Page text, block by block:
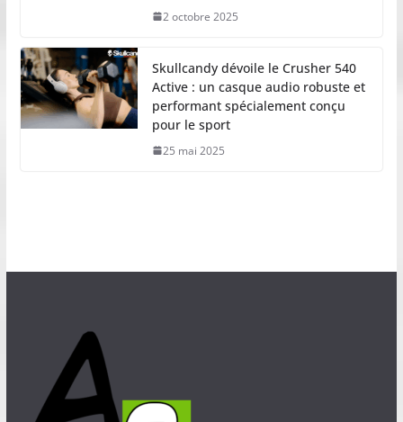
2 octobre 2025
Skullcandy dévoile le Crusher 540
Active : un casque audio robuste et
performant spécialement conçu
pour le sport
25 mai 2025